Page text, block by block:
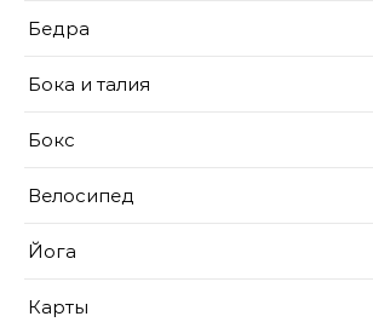
Бедра
Бока и талия
Бокс
Велосипед
Йога
Карты